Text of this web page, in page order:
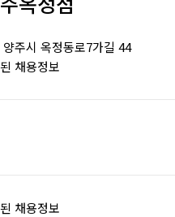
양주시 옥정동로7가길 44
채용정보
채용정보